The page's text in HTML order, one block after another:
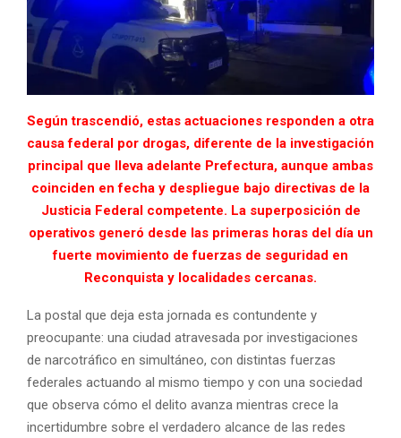
Según trascendió, estas actuaciones responden a otra
causa federal por drogas, diferente de la investigación
principal que lleva adelante Prefectura, aunque ambas
coinciden en fecha y despliegue bajo directivas de la
Justicia Federal competente. La superposición de
operativos generó desde las primeras horas del día un
fuerte movimiento de fuerzas de seguridad en
Reconquista y localidades cercanas.
La postal que deja esta jornada es contundente y
preocupante: una ciudad atravesada por investigaciones
de narcotráfico en simultáneo, con distintas fuerzas
federales actuando al mismo tiempo y con una sociedad
que observa cómo el delito avanza mientras crece la
incertidumbre sobre el verdadero alcance de las redes